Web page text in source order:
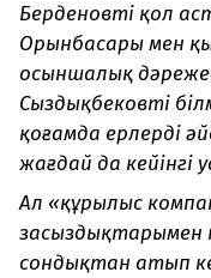
Берденовтің қол
Орынбасары мен
осыншалық
Сыздықбековтің
қоғамда ерлердің
жағдай да
Ал «құрылыс
заңсыздықтарымен
сондықтан атып